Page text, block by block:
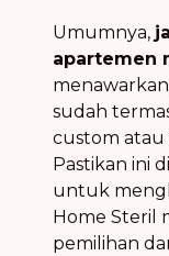
Umumnya,
apartemen
sudah
custom atau
Pastikan ini
untuk
Home Steril
pemilihan